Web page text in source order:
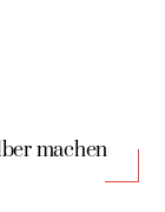
machen